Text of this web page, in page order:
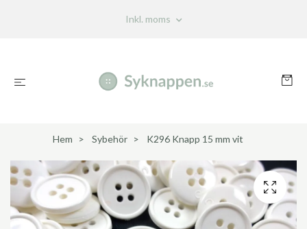
Inkl. moms
Hem Sybehör K296 Knapp 15 mm vit